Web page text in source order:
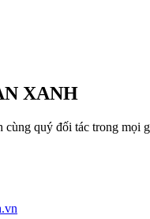
XANH
quý đối tác trong mọi